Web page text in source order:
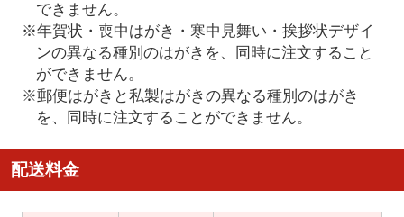
できません。
※年賀状・喪中はがき・寒中見舞い・挨拶状デザイ
ンの異なる種別のはがきを、同時に注文すること
ができません。
※郵便はがきと私製はがきの異なる種別のはがき
を、同時に注文することができません。
配送料金